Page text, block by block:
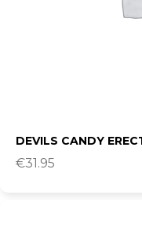
DEVILS CANDY
€31.95